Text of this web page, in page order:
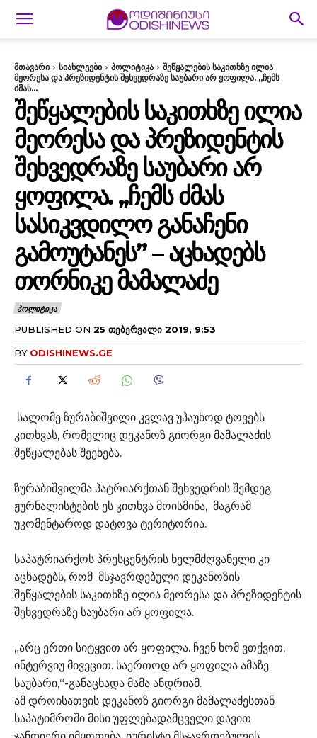
მთავარი სიახლეები პოლიტიკა
შეწყალების საკითხზე ილია
მეორესა და პრეზიდენტის შეხვედრაზე საუბარი არ ყოფილა. ,,ჩემს
ძმას...
ᲨᲔᲬᲧᲐᲚᲔᲑᲘᲡ ᲡᲐᲙᲘᲗᲮᲖᲔ ᲘᲚᲘᲐ
ᲛᲔᲝᲠᲔᲡᲐ ᲓᲐ ᲞᲠᲔᲖᲘᲓᲔᲜᲢᲘᲡ
ᲨᲔᲮᲕᲔᲓᲠᲐᲖᲔ ᲡᲐᲣᲑᲐᲠᲘ ᲐᲠ
ᲧᲝᲤᲘᲚᲐ. ,,ᲩᲔᲛᲡ ᲫᲛᲐᲡ
ᲡᲐᲡᲘᲙᲕᲓᲘᲚᲝ ᲒᲐᲜᲐᲩᲔᲜᲘ
ᲒᲐᲛᲝᲣᲢᲐᲜᲔᲡ” – ᲐᲪᲮᲐᲓᲔᲑᲡ
ᲗᲝᲠᲜᲘᲙᲔ ᲛᲐᲛᲐᲚᲐᲫᲔ
ᲞᲝᲚᲘᲢᲘᲙᲐ
PUBLISHED ON 25 ᲗᲔᲑᲔᲠᲕᲐᲚᲘ 2019, 9:53
BY ODISHINEWS.GE
სალომე ზურაბიშვილი კვლავ უპაუხოდ ტოვებს
კითხვას, რომელიც დეკანოზ გიორგი მამალაძის
შეწყალებას შეეხება.
ზურაბიშვილმა პატრიარქთან შეხვედრის შემდეგ
ჟურნალისტების ეს კითხვა მოისმინა, მაგრამ
უკომენტაროდ დატოვა ტერიტორია.
საპატრიარქოს პრესცენტრის ხელმძღვანელი კი
აცხადებს, რომ მსჯავრდებული დეკანოზის
შეწყალების საკითხზე ილია მეორესა და პრეზიდენტის
შეხვედრაზე საუბარი არ ყოფილა.
„არც ერთი სიტყვით არ ყოფილა. ჩვენ ხომ ვთქვით,
ინტერვიუ მივეცით. საერთოდ არ ყოფილა ამაზე
საუბარი,“-განაცხადა მამა ანდრიამ.
ამ დროისათვის დეკანოზ გიორგი მამალაძესთან
საპატიმროში მისი უფლებადამცველი დავით